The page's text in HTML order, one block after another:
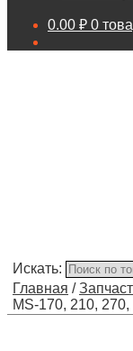
0.00 ₽ 0
Искать:
Главная /
MS-170, 210,